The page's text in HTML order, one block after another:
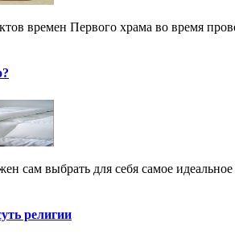
времен Первого храма во время
сам выбрать для себя самое
религии